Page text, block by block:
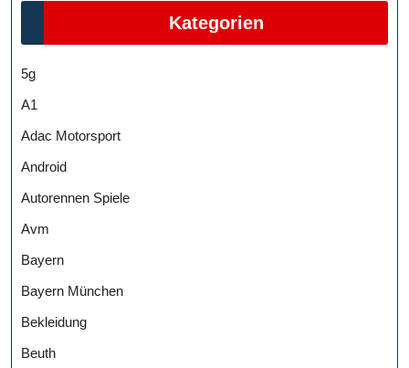
Kategorien
5g
A1
Adac Motorsport
Android
Autorennen Spiele
Avm
Bayern
Bayern München
Bekleidung
Beuth